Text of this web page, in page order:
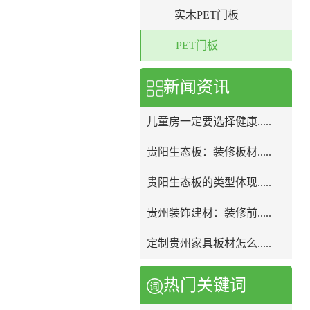
实木PET门板
PET门板
新闻资讯
儿童房一定要选择健康.....
贵阳生态板：装修板材.....
贵阳生态板的类型体现.....
贵州装饰建材：装修前.....
定制贵州家具板材怎么.....
热门关键词